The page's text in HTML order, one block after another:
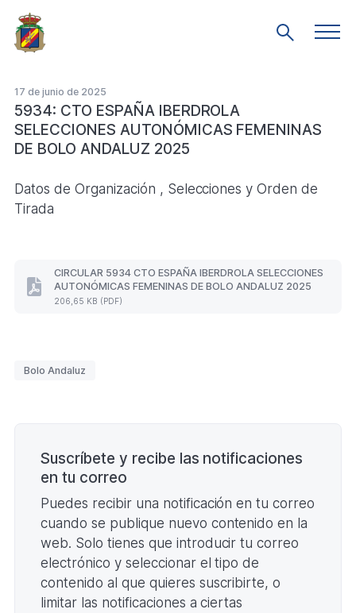
Saltar
al
contenido
Mostrar
17 de junio de 2025
5934: CTO ESPAÑA IBERDROLA
SELECCIONES AUTONÓMICAS FEMENINAS
DE BOLO ANDALUZ 2025
Datos de Organización , Selecciones y Orden de
Tirada
CIRCULAR 5934 CTO ESPAÑA IBERDROLA SELECCIONES
AUTONÓMICAS FEMENINAS DE BOLO ANDALUZ 2025
206,65 KB (PDF)
CIRCULAR
AUTONÓMICAS
(Formato
PDF.
206,65
Bolo Andaluz
Suscríbete y recibe las notificaciones
en tu correo
Puedes recibir una notificación en tu correo
cuando se publique nuevo contenido en la
web. Solo tienes que introducir tu correo
electrónico y seleccionar el tipo de
contenido al que quieres suscribirte, o
limitar las notificaciones a ciertas